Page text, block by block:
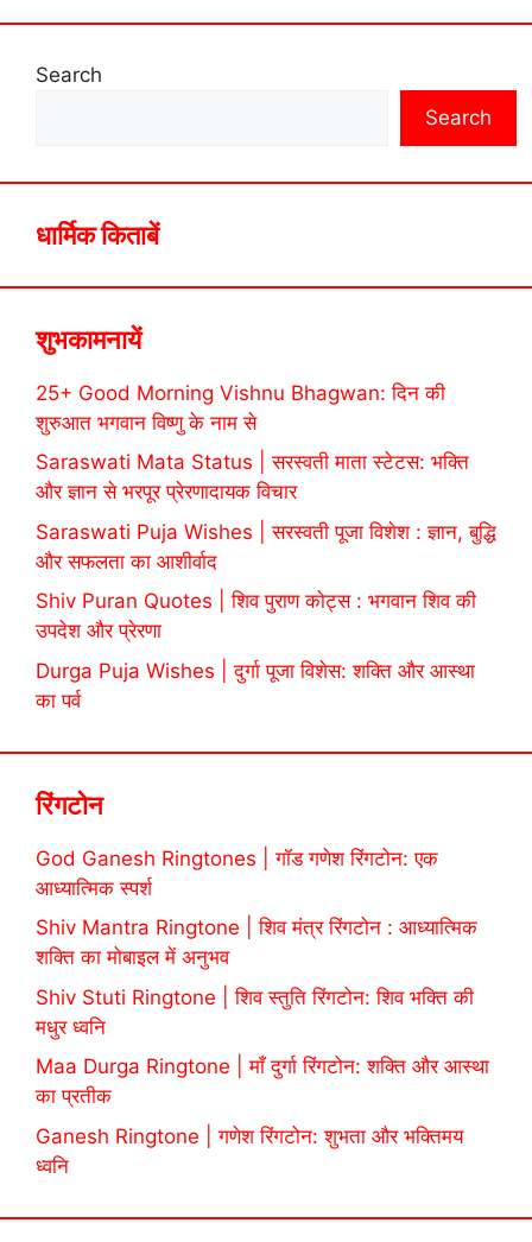
Search
Search
धार्मिक किताबें
शुभकामनायें
25+ Good Morning Vishnu Bhagwan: दिन की
शुरुआत भगवान विष्णु के नाम से
Saraswati Mata Status | सरस्वती माता स्टेटस: भक्ति
और ज्ञान से भरपूर प्रेरणादायक विचार
Saraswati Puja Wishes | सरस्वती पूजा विशेश : ज्ञान, बुद्धि
और सफलता का आशीर्वाद
Shiv Puran Quotes | शिव पुराण कोट्स : भगवान शिव की
उपदेश और प्रेरणा
Durga Puja Wishes | दुर्गा पूजा विशेस: शक्ति और आस्था
का पर्व
रिंगटोन
God Ganesh Ringtones | गॉड गणेश रिंगटोन: एक
आध्यात्मिक स्पर्श
Shiv Mantra Ringtone | शिव मंत्र रिंगटोन : आध्यात्मिक
शक्ति का मोबाइल में अनुभव
Shiv Stuti Ringtone | शिव स्तुति रिंगटोन: शिव भक्ति की
मधुर ध्वनि
Maa Durga Ringtone | माँ दुर्गा रिंगटोन: शक्ति और आस्था
का प्रतीक
Ganesh Ringtone | गणेश रिंगटोन: शुभता और भक्तिमय
ध्वनि